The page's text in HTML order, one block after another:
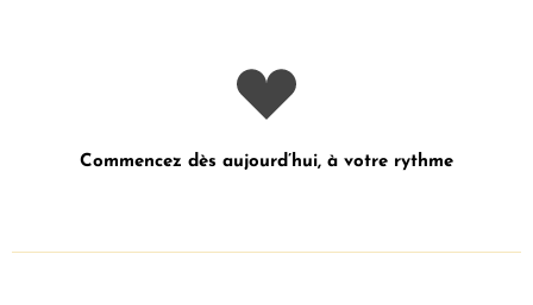
Commencez dès aujourd’hui, à votre rythme